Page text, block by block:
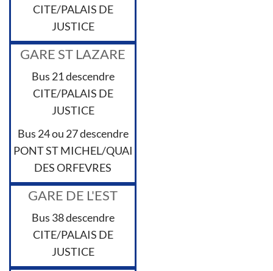
CITE/PALAIS DE
JUSTICE
GARE ST LAZARE
Bus 21 descendre
CITE/PALAIS DE
JUSTICE
Bus 24 ou 27 descendre
PONT ST MICHEL/QUAI
DES ORFEVRES
GARE DE L'EST
Bus 38 descendre
CITE/PALAIS DE
JUSTICE